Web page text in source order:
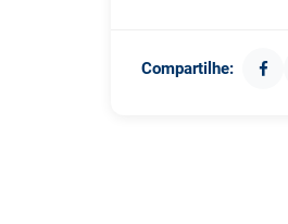
Compartilhe: